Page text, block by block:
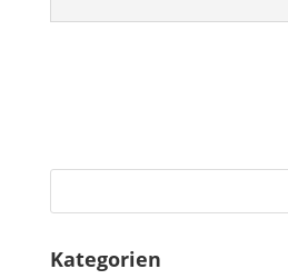
Kategorien